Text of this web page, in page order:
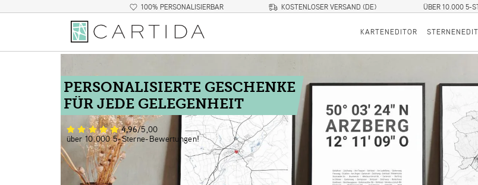
100% PERSONALISIERBAR KOSTENLOSER VERSAND (DE) ÜBER 10.000 5-
KARTENEDITOR
PERSONALISIERTE GESCHENKE
FÜR JEDE GELEGENHEIT
4,96/5,00
über 10.000 5-Sterne-Bewertungen!